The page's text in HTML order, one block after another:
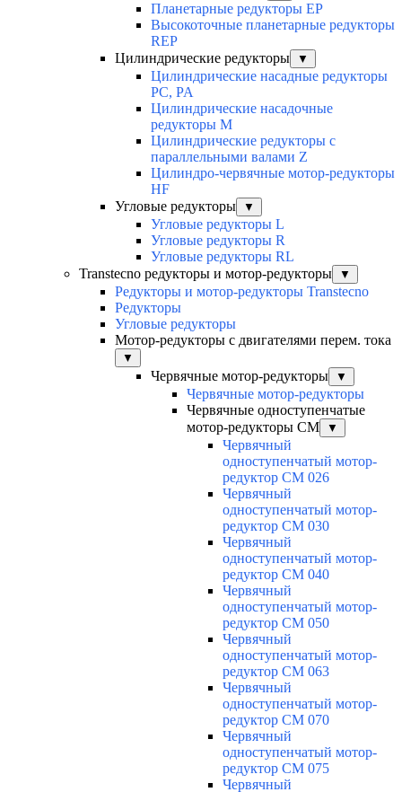
Планетарные редукторы EP
Высокоточные планетарные редукторы
REP
Цилиндрические редукторы
▼
Цилиндрические насадные редукторы
PC, PA
Цилиндрические насадочные
редукторы M
Цилиндрические редукторы с
параллельными валами Z
Цилиндро-червячные мотор-редукторы
HF
Угловые редукторы
▼
Угловые редукторы L
Угловые редукторы R
Угловые редукторы RL
Transtecno редукторы и мотор-редукторы
▼
Редукторы и мотор-редукторы Transtecno
Редукторы
Угловые редукторы
Мотор-редукторы с двигателями перем. тока
▼
Червячные мотор-редукторы ▼
Червячные мотор-редукторы
Червячные одноступенчатые
мотор-редукторы CM
▼
Червячный
одноступенчатый мотор-
редуктор CM 026
Червячный
одноступенчатый мотор-
редуктор CM 030
Червячный
одноступенчатый мотор-
редуктор CM 040
Червячный
одноступенчатый мотор-
редуктор CM 050
Червячный
одноступенчатый мотор-
редуктор CM 063
Червячный
одноступенчатый мотор-
редуктор CM 070
Червячный
одноступенчатый мотор-
редуктор CM 075
Червячный